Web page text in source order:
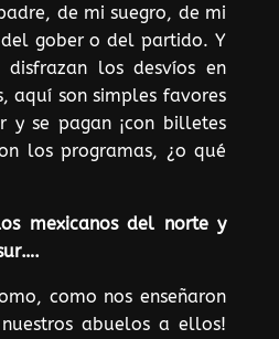
de mi suegro, de mi
gober o del partido. Y
los desvíos en
aquí son simples favores
y se pagan ¡con billetes
los programas, ¿o qué
mexicanos del norte y
como nos enseñaron
abuelos a ellos!